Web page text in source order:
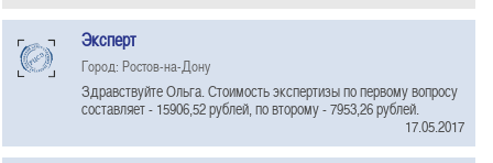
Эксперт
Город: Ростов-на-Дону
Здравствуйте Ольга. Стоимость экспертизы по первому вопросу
составляет - 15906,52 рублей, по второму - 7953,26 рублей.
17.05.2017